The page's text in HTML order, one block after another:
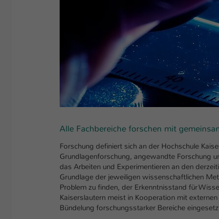
Alle Fachbereiche forschen mit
Forschung definiert sich an der Hochschule
Grundlagenforschung, angewandte Forschung
das Arbeiten und Experimentieren an den
Grundlage der jeweiligen wissenschaftlichen
Problem zu finden, der Erkenntnisstand für
Kaiserslautern meist in Kooperation mit
Bündelung forschungsstarker Bereiche